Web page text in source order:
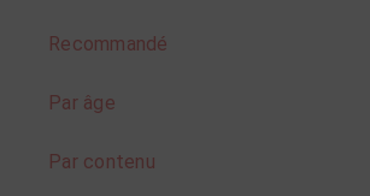
Recommandé
Par âge
Par contenu